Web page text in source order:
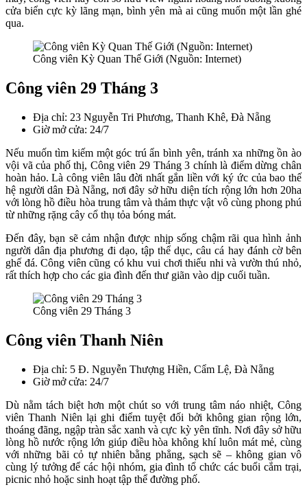
cửa biển cực kỳ lãng mạn, bình yên mà ai cũng muốn một lần ghé
qua.
Công viên Kỳ Quan Thế Giới (Nguồn: Internet)
Công viên 29 Tháng 3
Địa chỉ: 23 Nguyễn Tri Phương, Thanh Khê, Đà Nẵng
Giờ mở cửa: 24/7
Nếu muốn tìm kiếm một góc trú ẩn bình yên, tránh xa những ồn ào
vội vã của phố thị, Công viên 29 Tháng 3 chính là điểm dừng chân
hoàn hảo. Là công viên lâu đời nhất gắn liền với ký ức của bao thế
hệ người dân Đà Nẵng, nơi đây sở hữu diện tích rộng lớn hơn 20ha
với lòng hồ điều hòa trung tâm và thảm thực vật vô cùng phong phú
từ những rặng cây cổ thụ tỏa bóng mát.
Đến đây, bạn sẽ cảm nhận được nhịp sống chậm rãi qua hình ảnh
người dân địa phương đi dạo, tập thể dục, câu cá hay đánh cờ bên
ghế đá. Công viên cũng có khu vui chơi thiếu nhi và vườn thú nhỏ,
rất thích hợp cho các gia đình đến thư giãn vào dịp cuối tuần.
Công viên 29 Tháng 3
Công viên Thanh Niên
Địa chỉ: 5 Đ. Nguyễn Thượng Hiền, Cẩm Lệ, Đà Nẵng
Giờ mở cửa: 24/7
Dù nằm tách biệt hơn một chút so với trung tâm náo nhiệt, Công
viên Thanh Niên lại ghi điểm tuyệt đối bởi không gian rộng lớn,
thoáng đãng, ngập tràn sắc xanh và cực kỳ yên tĩnh. Nơi đây sở hữu
lòng hồ nước rộng lớn giúp điều hòa không khí luôn mát mẻ, cùng
với những bãi cỏ tự nhiên bằng phẳng, sạch sẽ – không gian vô
cùng lý tưởng để các hội nhóm, gia đình tổ chức các buổi cắm trại,
picnic nhỏ hoặc sinh hoạt tập thể đường phố.